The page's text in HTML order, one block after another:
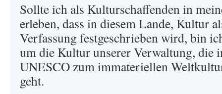
Sollte ich als Kulturschaffenden in
erleben, dass in diesem Lande, Kultur
Verfassung festgeschrieben wird, bin
um die Kultur unserer Verwaltung, die
UNESCO zum immateriellen
geht.